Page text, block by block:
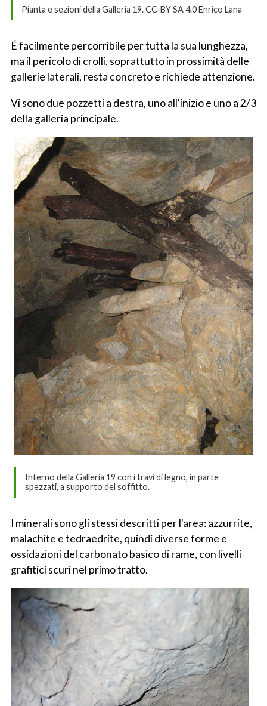
Pianta e sezioni della Galleria 19. CC-BY SA 4.0 Enrico Lana
É facilmente percorribile per tutta la sua lunghezza,
ma il pericolo di crolli, soprattutto in prossimità delle
gallerie laterali, resta concreto e richiede attenzione.
Vi sono due pozzetti a destra, uno all'inizio e uno a 2/3
della galleria principale.
Interno della Galleria 19 con i travi di legno, in parte
spezzati, a supporto del soffitto.
I minerali sono gli stessi descritti per l'area: azzurrite,
malachite e tedraedrite, quindi diverse forme e
ossidazioni del carbonato basico di rame, con livelli
grafitici scuri nel primo tratto.